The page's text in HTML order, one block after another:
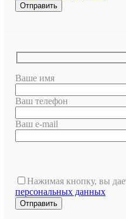
Ваше имя
Ваш телефон
Ваш e-mail
это
поле
пустым.
Нажимая кнопку, вы
персональных данных